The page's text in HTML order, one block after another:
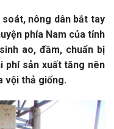
nông dân bắt tay
phía Nam của tỉnh
ao, đầm, chuẩn bị
phí sản xuất tăng nên
vội thả giống.